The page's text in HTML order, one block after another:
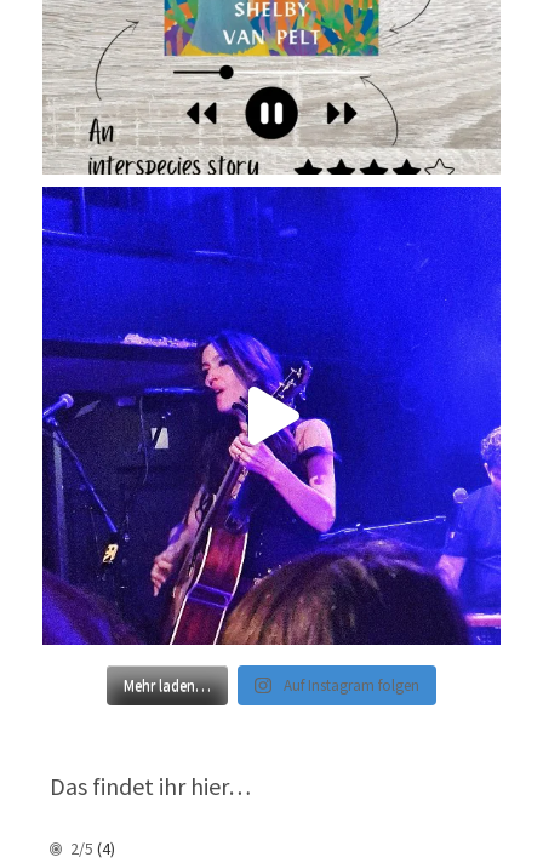
Mehr laden… Auf Instagram folgen
Das findet ihr hier…
2/5 (4)